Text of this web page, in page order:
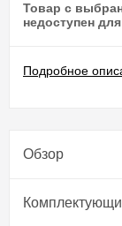
Товар с
недоступен
Подробное
Обзор